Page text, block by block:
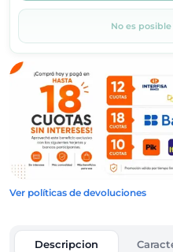
No es
Ver políticas de devoluciones
Descripcion